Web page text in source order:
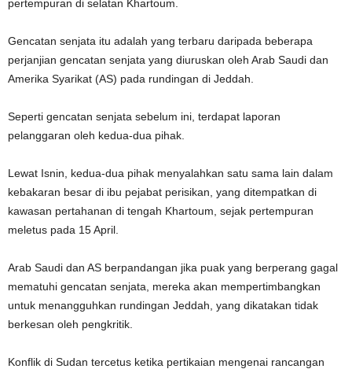
pertempuran di selatan Khartoum.
Gencatan senjata itu adalah yang terbaru daripada beberapa
perjanjian gencatan senjata yang diuruskan oleh Arab Saudi dan
Amerika Syarikat (AS) pada rundingan di Jeddah.
Seperti gencatan senjata sebelum ini, terdapat laporan
pelanggaran oleh kedua-dua pihak.
Lewat Isnin, kedua-dua pihak menyalahkan satu sama lain dalam
kebakaran besar di ibu pejabat perisikan, yang ditempatkan di
kawasan pertahanan di tengah Khartoum, sejak pertempuran
meletus pada 15 April.
Arab Saudi dan AS berpandangan jika puak yang berperang gagal
mematuhi gencatan senjata, mereka akan mempertimbangkan
untuk menangguhkan rundingan Jeddah, yang dikatakan tidak
berkesan oleh pengkritik.
Konflik di Sudan tercetus ketika pertikaian mengenai rancangan